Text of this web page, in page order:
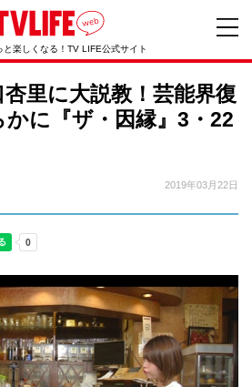
と楽しくなる！TV LIFE公式サイト
里に大説教！芸能界復
に『ザ・因縁』3・22
2019年03月22日